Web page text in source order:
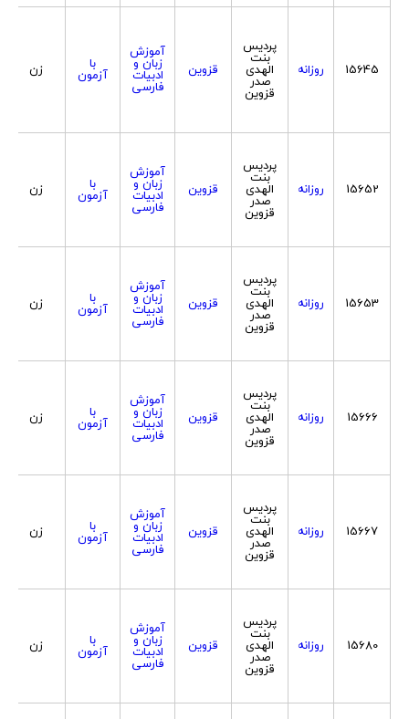
15645 روزانه
پردیس
بنت
الهدی
صدر
قزوین
قزوین
آموزش
زبان و
ادبیات
فارسی
با
آزمون زن
15652 روزانه
پردیس
بنت
الهدی
صدر
قزوین
قزوین
آموزش
زبان و
ادبیات
فارسی
با
آزمون زن
15653 روزانه
پردیس
بنت
الهدی
صدر
قزوین
قزوین
آموزش
زبان و
ادبیات
فارسی
با
آزمون زن
15666 روزانه
پردیس
بنت
الهدی
صدر
قزوین
قزوین
آموزش
زبان و
ادبیات
فارسی
با
آزمون زن
15667 روزانه
پردیس
بنت
الهدی
صدر
قزوین
قزوین
آموزش
زبان و
ادبیات
فارسی
با
آزمون زن
15680 روزانه
پردیس
بنت
الهدی
صدر
قزوین
قزوین
آموزش
زبان و
ادبیات
فارسی
با
آزمون زن